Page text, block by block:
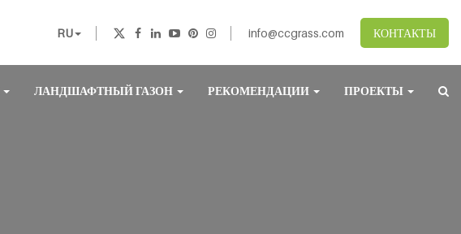
RU info@ccgrass.com КОНТАКТЫ
ЛАНДШАФТНЫЙ ГАЗОН РЕКОМЕНДАЦИИ ПРОЕКТЫ